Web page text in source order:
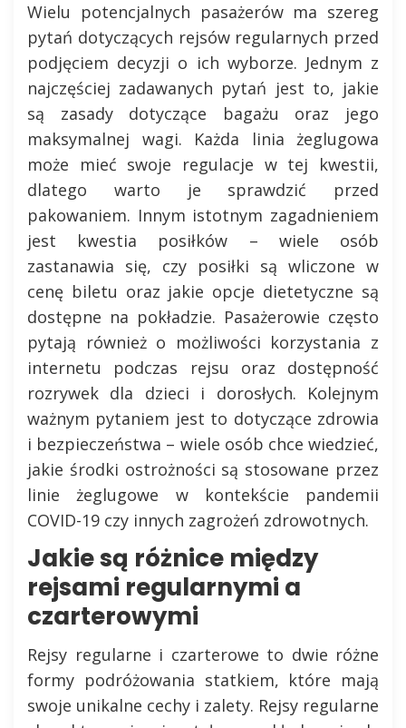
Wielu potencjalnych pasażerów ma szereg
pytań dotyczących rejsów regularnych przed
podjęciem decyzji o ich wyborze. Jednym z
najczęściej zadawanych pytań jest to, jakie
są zasady dotyczące bagażu oraz jego
maksymalnej wagi. Każda linia żeglugowa
może mieć swoje regulacje w tej kwestii,
dlatego warto je sprawdzić przed
pakowaniem. Innym istotnym zagadnieniem
jest kwestia posiłków – wiele osób
zastanawia się, czy posiłki są wliczone w
cenę biletu oraz jakie opcje dietetyczne są
dostępne na pokładzie. Pasażerowie często
pytają również o możliwości korzystania z
internetu podczas rejsu oraz dostępność
rozrywek dla dzieci i dorosłych. Kolejnym
ważnym pytaniem jest to dotyczące zdrowia
i bezpieczeństwa – wiele osób chce wiedzieć,
jakie środki ostrożności są stosowane przez
linie żeglugowe w kontekście pandemii
COVID-19 czy innych zagrożeń zdrowotnych.
Jakie są różnice między
rejsami regularnymi a
czarterowymi
Rejsy regularne i czarterowe to dwie różne
formy podróżowania statkiem, które mają
swoje unikalne cechy i zalety. Rejsy regularne